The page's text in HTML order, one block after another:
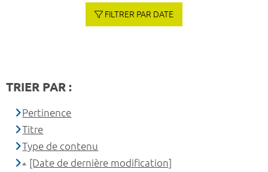
FILTRER PAR DATE
TRIER PAR :
Pertinence
Titre
Type de contenu
[Date de dernière modification]